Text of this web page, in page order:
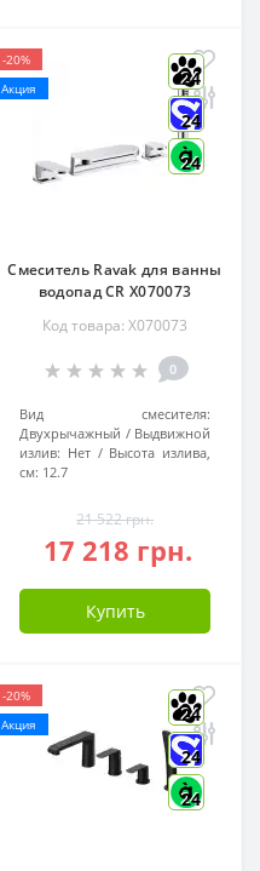
-20%
Акция
24
24
24
Смеситель Ravak для ванны
водопад CR X070073
Код товара: X070073
0
Вид смесителя:
Двухрычажный
Выдвижной
излив: Нет
Высота излива,
см: 12.7
21 522 грн.
17 218 грн.
Купить
-20%
Акция
24
24
24